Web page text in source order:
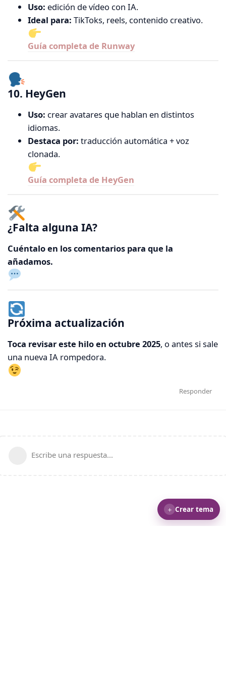
Uso: edición de vídeo con IA.
Ideal para: TikToks, reels, contenido creativo.
Guía completa de Runway
10. HeyGen
Uso: crear avatares que hablan en distintos
idiomas.
Destaca por: traducción automática + voz
clonada.
Guía completa de HeyGen
¿Falta alguna IA?
Cuéntalo en los comentarios para que la
añadamos.
Próxima actualización
Toca revisar este hilo en octubre 2025, o antes si sale
una nueva IA rompedora.
Responder
Escribe una respuesta...
＋ Crear tema